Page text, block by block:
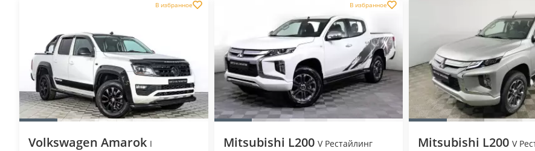
В избранное
Volkswagen Amarok I
В избранное
Mitsubishi L200 V Рестайлинг
Mitsubishi L200 V